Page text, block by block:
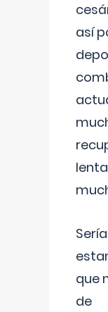
así
que
de